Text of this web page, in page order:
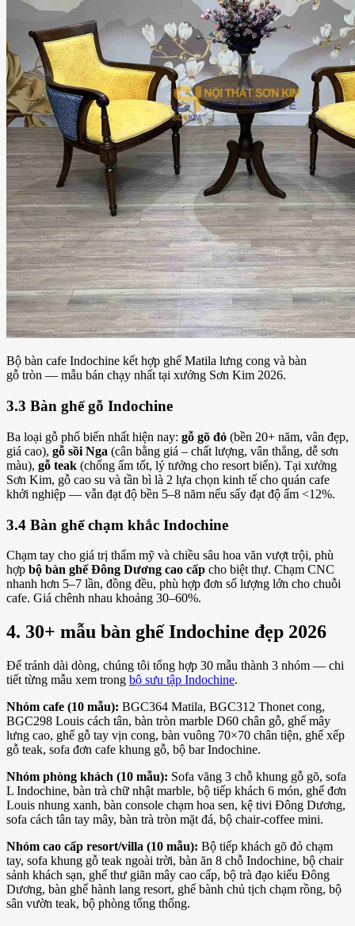
Bộ bàn cafe Indochine kết hợp ghế Matila lưng cong và bàn
gỗ tròn — mẫu bán chạy nhất tại xưởng Sơn Kim 2026.
3.3 Bàn ghế gỗ Indochine
Ba loại gỗ phổ biến nhất hiện nay: gỗ gõ đỏ (bền 20+ năm, vân đẹp,
giá cao), gỗ sồi Nga (cân bằng giá – chất lượng, vân thẳng, dễ sơn
màu), gỗ teak (chống ẩm tốt, lý tưởng cho resort biển). Tại xưởng
Sơn Kim, gỗ cao su và tần bì là 2 lựa chọn kinh tế cho quán cafe
khởi nghiệp — vẫn đạt độ bền 5–8 năm nếu sấy đạt độ ẩm <12%.
3.4 Bàn ghế chạm khắc Indochine
Chạm tay cho giá trị thẩm mỹ và chiều sâu hoa văn vượt trội, phù
hợp bộ bàn ghế Đông Dương cao cấp cho biệt thự. Chạm CNC
nhanh hơn 5–7 lần, đồng đều, phù hợp đơn số lượng lớn cho chuỗi
cafe. Giá chênh nhau khoảng 30–60%.
4. 30+ mẫu bàn ghế Indochine đẹp 2026
Để tránh dài dòng, chúng tôi tổng hợp 30 mẫu thành 3 nhóm — chi
tiết từng mẫu xem trong bộ sưu tập Indochine.
Nhóm cafe (10 mẫu): BGC364 Matila, BGC312 Thonet cong,
BGC298 Louis cách tân, bàn tròn marble D60 chân gỗ, ghế mây
lưng cao, ghế gỗ tay vịn cong, bàn vuông 70×70 chân tiện, ghế xếp
gỗ teak, sofa đơn cafe khung gỗ, bộ bar Indochine.
Nhóm phòng khách (10 mẫu): Sofa văng 3 chỗ khung gỗ gõ, sofa
L Indochine, bàn trà chữ nhật marble, bộ tiếp khách 6 món, ghế đơn
Louis nhung xanh, bàn console chạm hoa sen, kệ tivi Đông Dương,
sofa cách tân tay mây, bàn trà tròn mặt đá, bộ chair-coffee mini.
Nhóm cao cấp resort/villa (10 mẫu): Bộ tiếp khách gõ đỏ chạm
tay, sofa khung gỗ teak ngoài trời, bàn ăn 8 chỗ Indochine, bộ chair
sảnh khách sạn, ghế thư giãn mây cao cấp, bộ trà đạo kiểu Đông
Dương, bàn ghế hành lang resort, ghế bành chủ tịch chạm rồng, bộ
sân vườn teak, bộ phòng tổng thống.